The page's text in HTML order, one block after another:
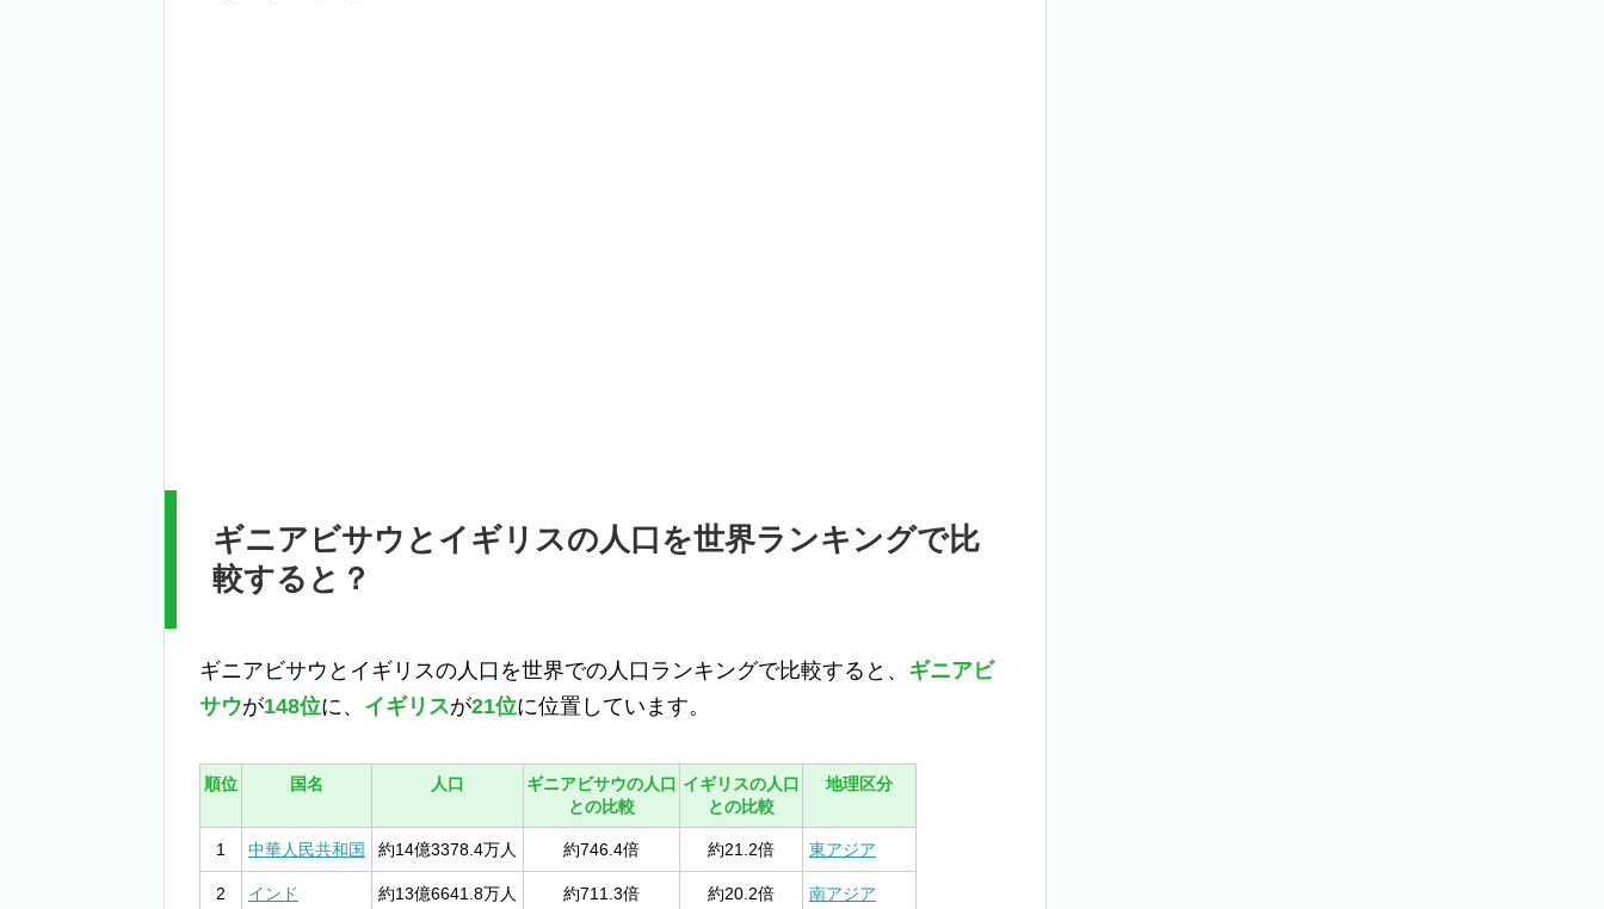
ギニアビサウとイギリスの人口を世界ランキングで比
較すると？
ギニアビサウとイギリスの人口を世界での人口ランキングで比較すると、 ギニアビ
サウが148位に、 イギリスが21位に位置しています。
順位 国名 人口
ギニアビサウの人口
との比較
イギリスの人口
との比較
地理区分
1 中華人民共和国 約14億3378.4万人 約746.4倍 約21.2倍 東アジア
2 インド 約13億6641.8万人 約711.3倍 約20.2倍 南アジア